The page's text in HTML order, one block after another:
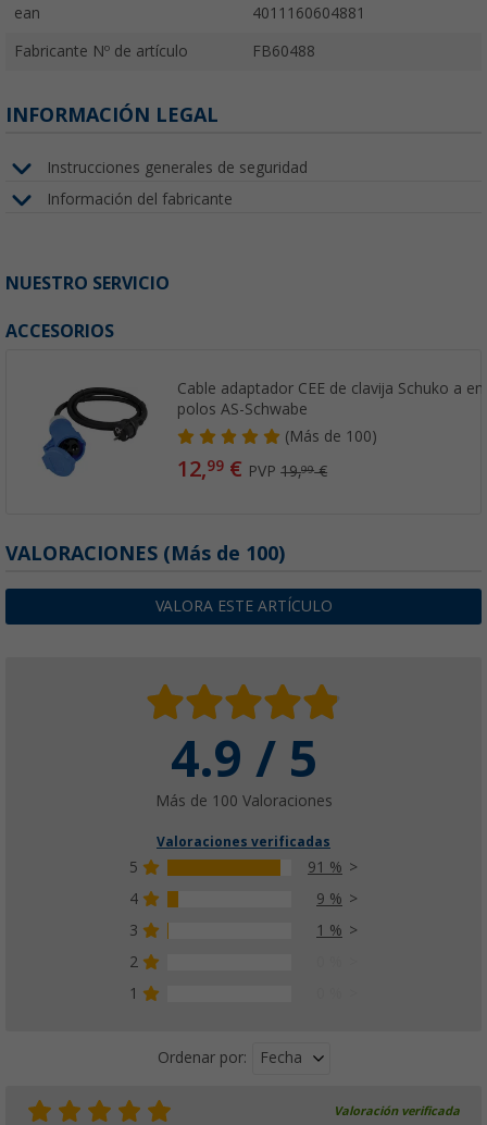
ean 4011160604881
Fabricante Nº de artículo FB60488
INFORMACIÓN LEGAL
Instrucciones generales de seguridad
Información del fabricante
NUESTRO SERVICIO
ACCESORIOS
Cable adaptador CEE de clavija Schuko a
polos AS-Schwabe
(Más de 100)
12,99 € PVP19,99€
VALORACIONES (Más de 100)
VALORA ESTE ARTÍCULO
4.9 / 5
Más de 100 Valoraciones
Valoraciones verificadas
5
91 %
4
9 %
3
1 %
2
1
Ordenar por: Fecha
Valoración verificada